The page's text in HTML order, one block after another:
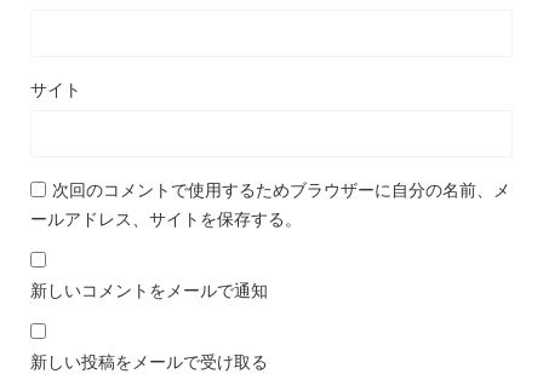
サイト
次回のコメントで使用するためブラウザーに自分の名前、メ
ールアドレス、サイトを保存する。
新しいコメントをメールで通知
新しい投稿をメールで受け取る